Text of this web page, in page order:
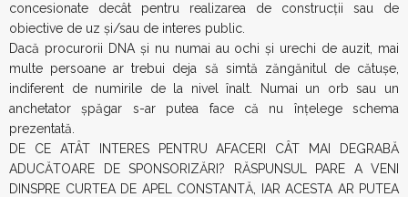
concesionate decât pentru realizarea de construcţii sau de
obiective de uz şi/sau de interes public.
Dacă procurorii DNA şi nu numai au ochi şi urechi de auzit, mai
multe persoane ar trebui deja să simtă zăngănitul de cătuşe,
indiferent de numirile de la nivel înalt. Numai un orb sau un
anchetator şpăgar s-ar putea face că nu înţelege schema
prezentată.
DE CE ATÂT INTERES PENTRU AFACERI CÂT MAI DEGRABĂ
ADUCĂTOARE DE SPONSORIZĂRI? RĂSPUNSUL PARE A VENI
DINSPRE CURTEA DE APEL CONSTANTĂ, IAR ACESTA AR PUTEA